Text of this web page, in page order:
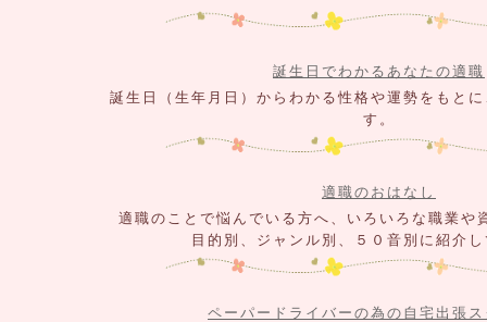
誕生日でわかるあなたの適職
誕生日（生年月日）からわかる性格や運勢をもと
す。
適職のおはなし
適職のことで悩んでいる方へ、いろいろな職業や
目的別、ジャンル別、５０音別に紹介
ペーパードライバーの為の自宅出張